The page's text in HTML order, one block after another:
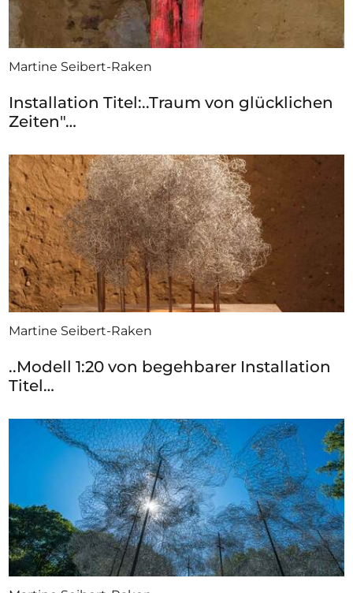
Martine Seibert-Raken
Installation Titel:..Traum von glücklichen
Zeiten"…
Martine Seibert-Raken
..Modell 1:20 von begehbarer Installation
Titel…